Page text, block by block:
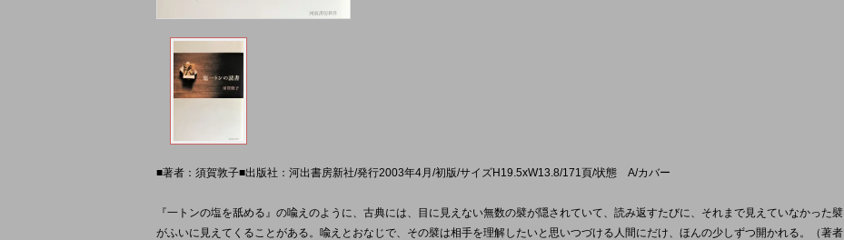
■著者：須賀敦子■出版社：河出書房新社/発行2003年4月/初版/サイズH19.5xW13.8/171頁/状態 A/カバー
『一トンの塩を舐める』の喩えのように、古典には、目に見えない無数の襞が隠されていて、読み返すたびに、それまで見えていなかった襞
がふいに見えてくることがある。喩えとおなじで、その襞は相手を理解したいと思いつづける人間にだけ、ほんの少しずつ開かれる。（著者